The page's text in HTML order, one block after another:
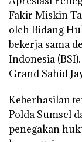
Fakir Miskin
oleh Bidang
bekerja sama
Indonesia
Grand Sahid
Keberhasilan
Polda Sumsel
penegakan